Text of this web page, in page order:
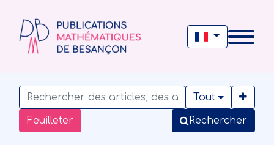
Feuilleter
Tout
Rechercher